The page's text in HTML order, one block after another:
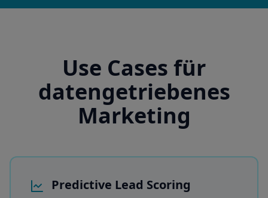
Use Cases für
datengetriebenes
Marketing
Predictive Lead Scoring